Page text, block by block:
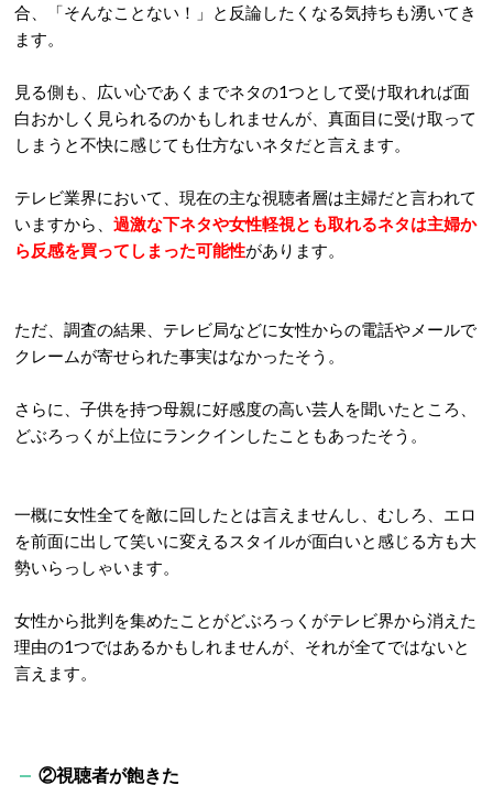
合、「そんなことない！」と反論したくなる気持ちも湧いてき
ます。
見る側も、広い心であくまでネタの1つとして受け取れれば面
白おかしく見られるのかもしれませんが、真面目に受け取って
しまうと不快に感じても仕方ないネタだと言えます。
テレビ業界において、現在の主な視聴者層は主婦だと言われて
いますから、 過激な下ネタや女性軽視とも取れるネタは主婦か
ら反感を買ってしまった可能性があります。
ただ、調査の結果、テレビ局などに女性からの電話やメールで
クレームが寄せられた事実はなかったそう。
さらに、子供を持つ母親に好感度の高い芸人を聞いたところ、
どぶろっくが上位にランクインしたこともあったそう。
一概に女性全てを敵に回したとは言えませんし、むしろ、エロ
を前面に出して笑いに変えるスタイルが面白いと感じる方も大
勢いらっしゃいます。
女性から批判を集めたことがどぶろっくがテレビ界から消えた
理由の1つではあるかもしれませんが、それが全てではないと
言えます。
②視聴者が飽きた